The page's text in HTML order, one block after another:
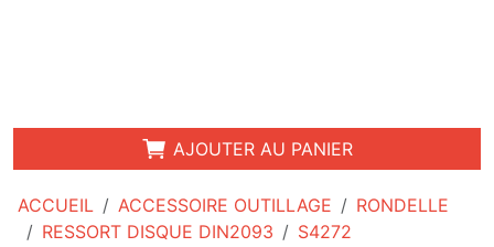
ACCUEIL ACCESSOIRE OUTILLAGE
RONDELLE
RESSORT DISQUE DIN2093
S4272
AJOUTER AU PANIER